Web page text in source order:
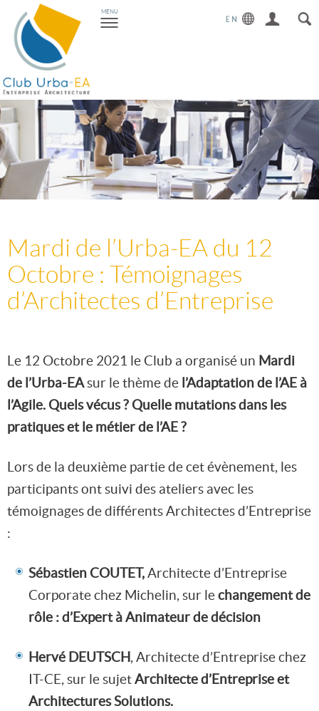
Toggle
navigation
MENU
Mardi de l’Urba-EA du 12
Octobre : Témoignages
d’Architectes d’Entreprise
Le 12 Octobre 2021 le Club a organisé un Mardi
de l’Urba-EAsur le thème de l’Adaptation de l’AE à
l’Agile. Quels vécus ? Quelle mutations dans les
pratiques et le métier de l’AE ?
Lors de la deuxième partie de cet évènement, les
participants ont suivi des ateliers avec les
témoignages de différents Architectes d’Entreprise
:
Sébastien COUTET,Architecte d’Entreprise
Corporate chez Michelin, sur lechangement de
rôle : d’Expert à Animateur de décision
Hervé DEUTSCH, Architecte d’Entreprise chez
IT-CE, sur le sujetArchitecte d’Entreprise et
Architectures Solutions.